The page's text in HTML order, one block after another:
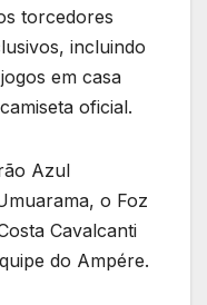
torcedores
incluindo
em casa
oficial.
Azul
o Foz
Cavalcanti
do Ampére.